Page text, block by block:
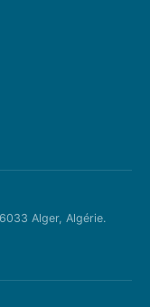
Alger, Algérie.